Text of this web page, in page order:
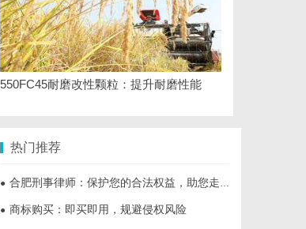
550FC45耐磨改性颗粒：提升耐磨性能
热门推荐
● 合肥刑事律师：保护您的合法权益，助您走出法律困境
● 商标购买：即买即用，规避侵权风险